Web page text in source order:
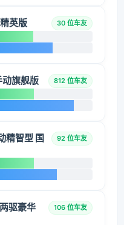
英版 30 位车友
旗舰版 812 位车友
精智型 国
92 位车友
驱豪华
106 位车友